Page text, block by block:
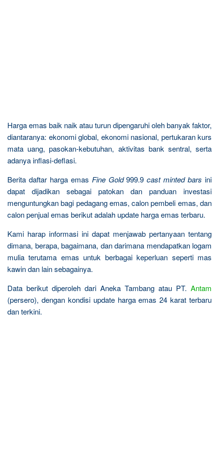
Harga emas baik naik atau turun dipengaruhi oleh banyak faktor,
diantaranya: ekonomi global, ekonomi nasional, pertukaran kurs
mata uang, pasokan-kebutuhan, aktivitas bank sentral, serta
adanya inflasi-deflasi.
Berita daftar harga emas Fine Gold999.9cast minted barsini
dapat dijadikan sebagai patokan dan panduan investasi
menguntungkan bagi pedagang emas, calon pembeli emas, dan
calon penjual emas berikut adalah update harga emas terbaru.
Kami harap informasi ini dapat menjawab pertanyaan tentang
dimana, berapa, bagaimana, dan darimana mendapatkan logam
mulia terutama emas untuk berbagai keperluan seperti mas
kawin dan lain sebagainya.
Data berikut diperoleh dari Aneka Tambang atau PT. Antam
(persero), dengan kondisi update harga emas 24 karat terbaru
dan terkini.